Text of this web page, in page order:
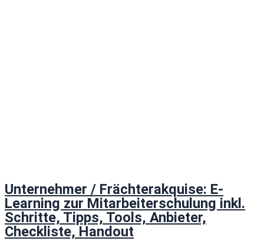
Unternehmer / Frächterakquise: E-
Learning zur Mitarbeiterschulung inkl.
Schritte, Tipps, Tools, Anbieter,
Checkliste, Handout